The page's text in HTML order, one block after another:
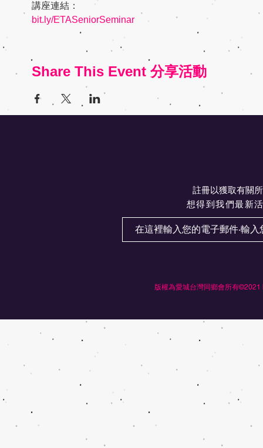
講座連結：
bit.ly/ETASeniorSeminar
Share This Event 分享活動
註冊以獲取有關
想得到我們最新
版權為愛城台灣同鄉會所有